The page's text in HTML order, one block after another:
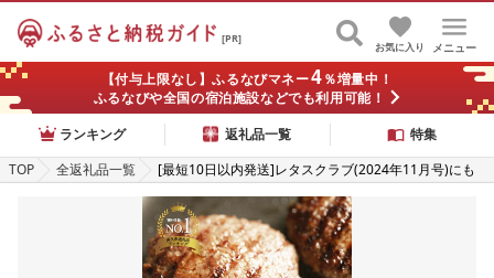
[PR]
メニュー
お気に入り
【付与上限なし】ふるなびマネー4％増量中！
ふるなびや全国の宿泊施設などでも利用可能！
ランキング
返礼品一覧
特集
TOP
全返礼品一覧
[最短10日以内発送]レタスクラブ(2024年11月号)にも
掲載! 佐賀牛極ふわ 老舗のハンバーグ 150g×10個 12個
佐賀県産 国産 佐賀牛 黒毛和牛 和牛 牛 極肉かわの ハン
バーグ 冷凍 10000 10000円 12000 12000円 b-72